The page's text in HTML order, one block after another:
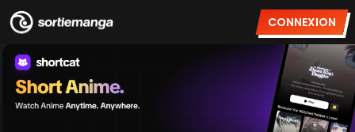
CONNEXION